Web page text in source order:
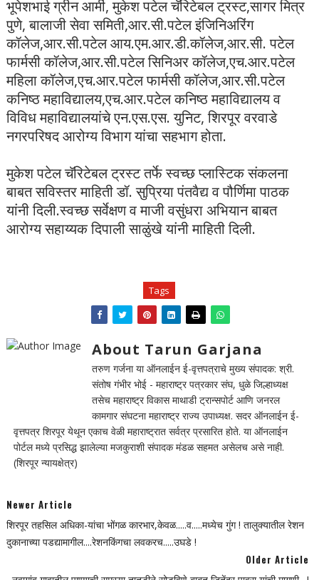
भूपेशभाई ग्रीन आर्मी, मुकेश पटेल चॅरिटेबल ट्रस्ट,सागर मित्र
पुणे, बालाजी सेवा समिती,आर.सी.पटेल इंजिनिअरिंग
कॉलेज,आर.सी.पटेल आय.एम.आर.डी.कॉलेज,आर.सी. पटेल
फार्मसी कॉलेज,आर.सी.पटेल सिनिअर कॉलेज,एच.आर.पटेल
महिला कॉलेज,एच.आर.पटेल फार्मसी कॉलेज,आर.सी.पटेल
कनिष्ठ महाविद्यालय,एच.आर.पटेल कनिष्ठ महाविद्यालय व
विविध महाविद्यालयांचे एन.एस.एस. युनिट, शिरपूर वरवाडे
नगरपरिषद आरोग्य विभाग यांचा सहभाग होता.
मुकेश पटेल चॅरिटेबल ट्रस्ट तर्फे स्वच्छ प्लास्टिक संकलना
बाबत सविस्तर माहिती डॉ. सुप्रिया पंतवैद्य व पौर्णिमा पाठक
यांनी दिली.स्वच्छ सर्वेक्षण व माजी वसुंधरा अभियान बाबत
आरोग्य सहाय्यक दिपाली साळुंखे यांनी माहिती दिली.
Tags
About Tarun Garjana
तरुण गर्जना या ऑनलाईन ई-वृत्तपत्राचे मुख्य संपादक: श्री.
संतोष गंभीर भोई - महाराष्ट्र पत्रकार संघ, धुळे जिल्हाध्यक्ष
तसेच महाराष्ट्र विकास माथाडी ट्रान्सपोर्ट आणि जनरल
कामगार संघटना महाराष्ट्र राज्य उपाध्यक्ष. सदर ऑनलाईन ई-
वृत्तपत्र शिरपूर येथून एकाच वेळी महाराष्ट्रात सर्वत्र प्रसारित होते. या ऑनलाईन
पोर्टल मध्ये प्रसिद्ध झालेल्या मजकुराशी संपादक मंडळ सहमत असेलच असे नाही.
(शिरपूर न्यायक्षेत्र)
Newer Article
शिरपूर तहसिल अधिका-यांचा भोंगळ कारभार,केवळ.....व.....मध्येच गुंग ! तालुक्यातील रेशन
दुकानाच्या पडद्यामागील....रेशनकिंगचा लवकरच.....उघडे !
Older Article